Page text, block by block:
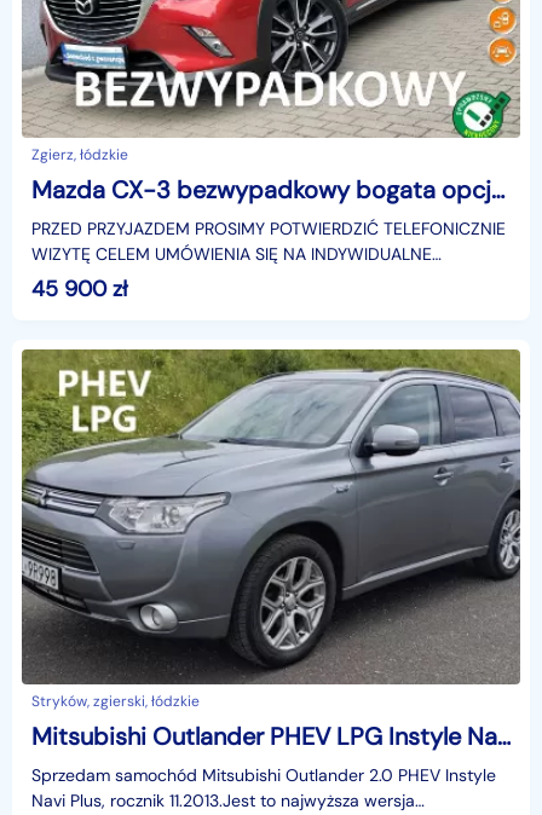
Zgierz, łódzkie
Mazda CX-3 bezwypadkowy bogata opcja Gwarancja
PRZED PRZYJAZDEM PROSIMY POTWIERDZIĆ TELEFONICZNIE
WIZYTĘ CELEM UMÓWIENIA SIĘ NA INDYWIDUALNE
BEZPIECZNE OGLĘDZINY..Bardzo zadbany
egzemplarz.Samochód sprowadzo
45 900zł
Stryków, zgierski, łódzkie
Mitsubishi Outlander PHEV LPG Instyle Navi Plus
Sprzedam samochód Mitsubishi Outlander 2.0 PHEV Instyle
Navi Plus, rocznik 11.2013.Jest to najwyższa wersja